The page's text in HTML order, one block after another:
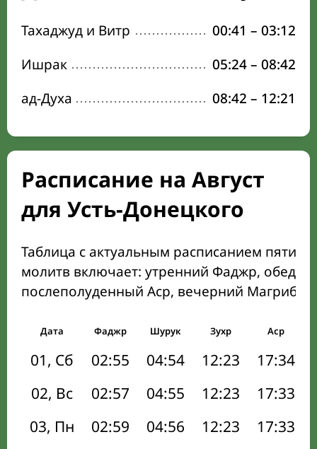
Тахаджуд и Витр 00:41 – 03:12
Ишрак
05:24– 08:42
ад-Духа
08:42 – 12:21
Расписание на Август
для Усть-Донецкого
Таблица с актуальным расписанием пяти
молитв включает: утренний Фаджр,
послеполуденный Аср, вечерний Магриб
Дата Фаджр Шурук Зухр Аср
01, Сб 02:55 04:54 12:23 17:34
02, Вс
02:57 04:55 12:23 17:33
03, Пн
02:59 04:56 12:23 17:33